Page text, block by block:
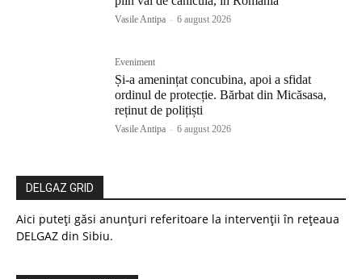
Vasile Antipa - 6 august 2026
Eveniment
Și-a amenințat concubina, apoi a sfidat
ordinul de protecție. Bărbat din Micăsasa,
reținut de polițiști
Vasile Antipa - 6 august 2026
DELGAZ GRID
Aici puteți găsi anunțuri referitoare la intervenții în rețeaua
DELGAZ din Sibiu.